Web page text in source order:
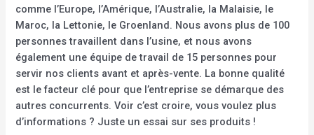
comme l’Europe, l’Amérique, l’Australie, la Malaisie, le
Maroc, la Lettonie, le Groenland. Nous avons plus de 100
personnes travaillent dans l’usine, et nous avons
également une équipe de travail de 15 personnes pour
servir nos clients avant et après-vente. La bonne qualité
est le facteur clé pour que l’entreprise se démarque des
autres concurrents. Voir c’est croire, vous voulez plus
d’informations ? Juste un essai sur ses produits !